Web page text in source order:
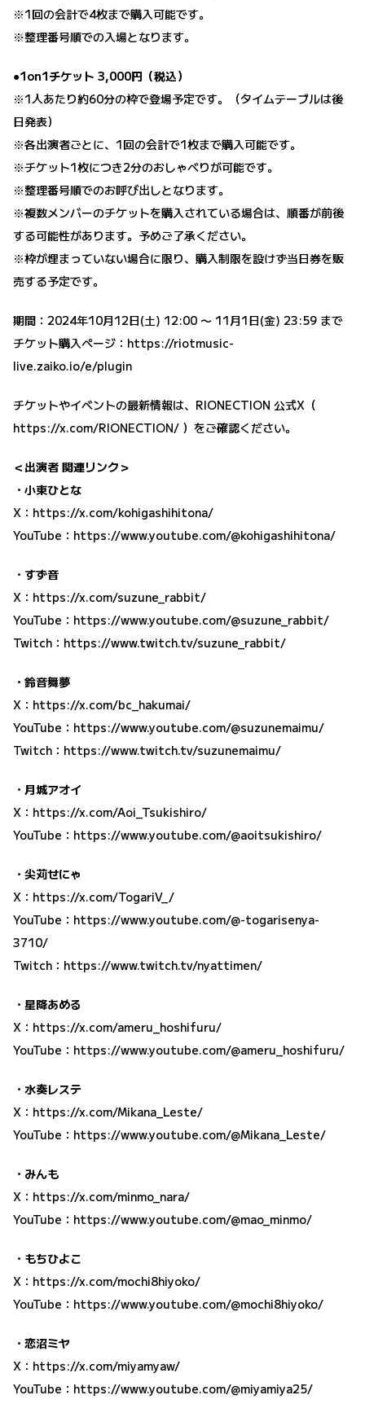
※1回の会計で4枚まで購入可能です。
※整理番号順での入場となります。
●1on1チケット 3,000円（税込）
※1人あたり約60分の枠で登場予定です。（タイムテーブルは後
日発表）
※各出演者ごとに、1回の会計で1枚まで購入可能です。
※チケット1枚につき2分のおしゃべりが可能です。
※整理番号順でのお呼び出しとなります。
※複数メンバーのチケットを購入されている場合は、順番が前後
する可能性があります。予めご了承ください。
※枠が埋まっていない場合に限り、購入制限を設けず当日券を販
売する予定です。
期間：2024年10月12日(土) 12:00 〜 11月1日(金) 23:59 まで
チケット購入ページ： https://riotmusic-
live.zaiko.io/e/plugin
チケットやイベントの最新情報は、RIONECTION 公式X（
https://x.com/RIONECTION/ ）をご確認ください。
＜出演者 関連リンク＞
・小東ひとな
X： https://x.com/kohigashihitona/
YouTube： https://www.youtube.com/@kohigashihitona/
・すず音
X： https://x.com/suzune_rabbit/
YouTube： https://www.youtube.com/@suzune_rabbit/
Twitch： https://www.twitch.tv/suzune_rabbit/
・鈴音舞夢
X： https://x.com/bc_hakumai/
YouTube： https://www.youtube.com/@suzunemaimu/
Twitch： https://www.twitch.tv/suzunemaimu/
・月城アオイ
X： https://x.com/Aoi_Tsukishiro/
YouTube： https://www.youtube.com/@aoitsukishiro/
・尖苅せにゃ
X： https://x.com/TogariV_/
YouTube： https://www.youtube.com/@-togarisenya-
3710/
Twitch： https://www.twitch.tv/nyattimen/
・星降あめる
X： https://x.com/ameru_hoshifuru/
YouTube： https://www.youtube.com/@ameru_hoshifuru/
・水奏レステ
X： https://x.com/Mikana_Leste/
YouTube： https://www.youtube.com/@Mikana_Leste/
・みんも
X： https://x.com/minmo_nara/
YouTube： https://www.youtube.com/@mao_minmo/
・もちひよこ
X： https://x.com/mochi8hiyoko/
YouTube： https://www.youtube.com/@mochi8hiyoko/
・恋沼ミヤ
X： https://x.com/miyamyaw/
YouTube： https://www.youtube.com/@miyamiya25/